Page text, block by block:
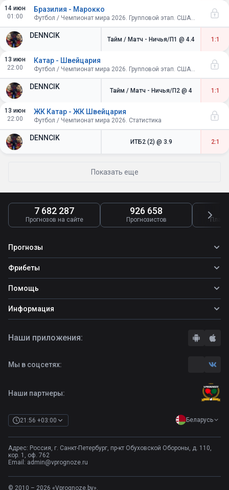
14 июн
01:00
DENNCIK
Бразилия - Марокко
Футбол / Чемпионат мира 2026. Групповой этап. США-Канада-Мексика
Тайм / Матч - Ничья/П1 @ 4.4 1:1
13 июн
22:00
DENNCIK
Катар - Швейцария
Футбол / Чемпионат мира 2026. Групповой этап. США-Канада-Мексика
Тайм / Матч - Ничья/П2 @ 4 1:1
13 июн
22:00
DENNCIK
ЖК Катар - ЖК Швейцария
Футбол / Чемпионат мира 2026. Статистика
ИТБ2 (2) @ 3.9 2:1
Показать еще
7 682 287
Прогнозов на сайте
926 658
Прогнозистов
Прогнозы
Все прогнозы
Топ ставок
Прогнозы на футбол
Фрибеты
Фрибеты
Помощь
Школа ставок
Вопросы и ответы
Информация
Правила
Контакты
Наши партнеры:
21:56 +03:00 Беларусь
Адрес: Россия, г. Санкт-Петербург, пр-кт Обуховской Обороны, д. 110,
кор. 1, оф. 762
Email: admin@vprognoze.ru
Наши приложения:
Мы в соцсетях:
© 2010 – 2026 «Vprognoze.by».